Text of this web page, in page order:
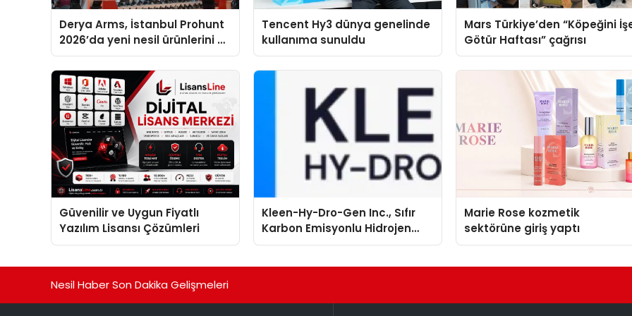
Derya Arms, İstanbul Prohunt
2026’da yeni nesil ürünlerini ve
global marka vizyonunu
sergiledi
Tencent Hy3 dünya genelinde
kullanıma sunuldu
Mars Türkiye’den “Köpeğini
Götür Haftası” çağrısı
Güvenilir ve Uygun Fiyatlı
Yazılım Lisansı Çözümleri
Kleen-Hy-Dro-Gen Inc., Sıfır
Karbon Emisyonlu Hidrojen
Isıtma Teknolojisinde ISO ve
Marie Rose kozmetik
sektörüne giriş yaptı
Nesil Haber Son Dakika Gelişmeleri